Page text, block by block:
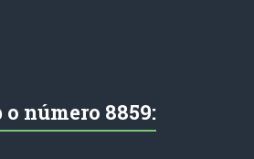
número 8859: